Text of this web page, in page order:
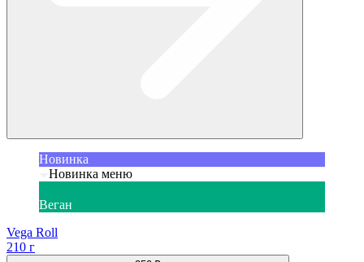
Новинка
Новинка меню
Веган
Vega Roll
210 г